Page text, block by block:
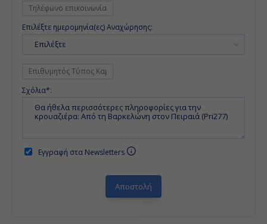
Επιλέξτε ημερομηνία(ες) Αναχώρησης:
Επιλέξτε
Σχόλια*:
Εγγραφή στα Newsletters